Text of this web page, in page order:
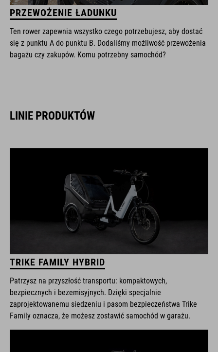
PRZEWOŻENIE ŁADUNKU
Ten rower zapewnia wszystko czego potrzebujesz, aby dostać
się z punktu A do punktu B. Dodaliśmy możliwość przewożenia
bagażu czy zakupów. Komu potrzebny samochód?
LINIE PRODUKTÓW
TRIKE FAMILY HYBRID
Patrzysz na przyszłość transportu: kompaktowych,
bezpiecznych i bezemisyjnych. Dzięki specjalnie
zaprojektowanemu siedzeniu i pasom bezpieczeństwa Trike
Family oznacza, że możesz zostawić samochód w garażu.